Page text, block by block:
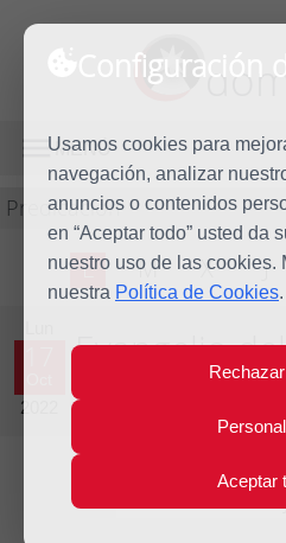
Configuración
Usamos cookies para
navegación, analizar
anuncios o contenidos
en “Aceptar todo” usted da
nuestro uso de las cookies.
nuestra Política de Cookies.
Aceptar
MENÚ
Predicación
L M X J
2022
Evangelio
Vigésimo novena semana
Lecturas del día